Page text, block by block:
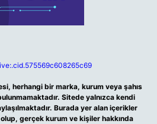
herhangi bir marka, kurum veya şahıs
Sitede yalnızca kendi
Burada yer alan içerikler
gerçek kurum ve kişiler hakkında